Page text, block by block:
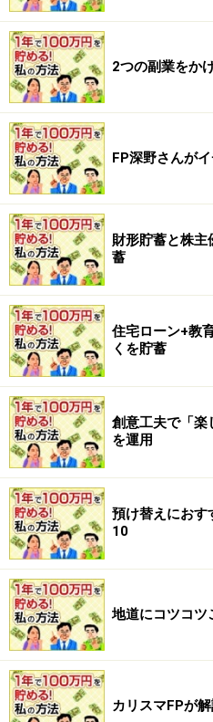
2つの副業をか
FP深野さんが
財形貯蓄と株主
蓄
住宅ローン+教
くを貯蓄
創意工夫で「楽
を運用
預け替えにおす
10
地道にコツコツ
カリスマFPが